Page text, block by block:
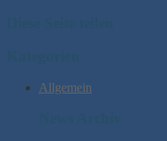
Allgemein